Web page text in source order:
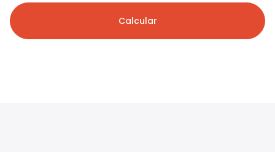
Calcular